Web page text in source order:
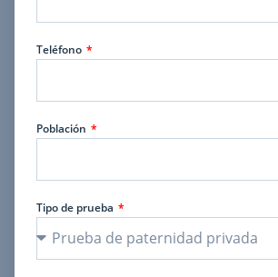
Teléfono
Población
Tipo de prueba